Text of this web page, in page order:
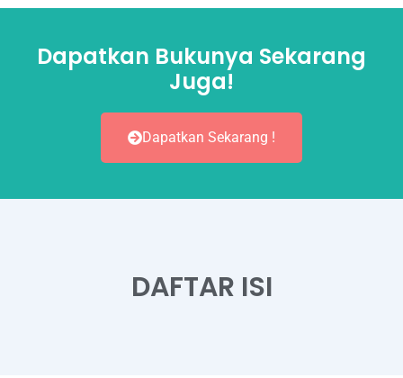
Dapatkan Bukunya Sekarang
Juga!
Dapatkan Sekarang !
DAFTAR ISI